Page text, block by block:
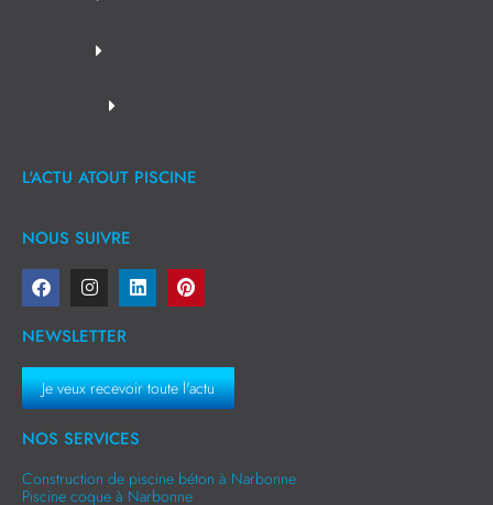
L'ACTU ATOUT PISCINE
NOUS SUIVRE
NEWSLETTER
Je veux recevoir toute l'actu
NOS SERVICES
Construction de piscine béton à Narbonne
Piscine coque à Narbonne